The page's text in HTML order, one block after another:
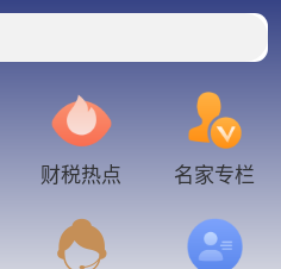
财税热点 名家专栏